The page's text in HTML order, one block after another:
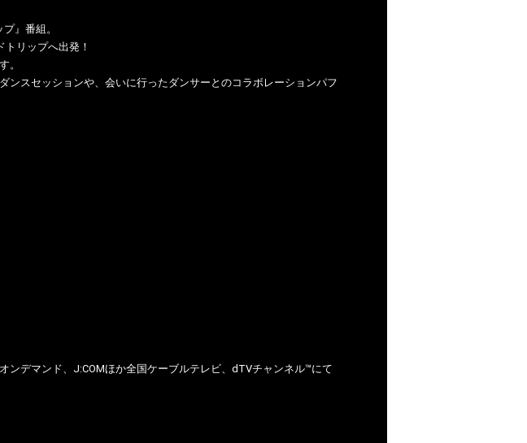
』番組。
リップへ出発！
。
スセッションや、会いに行ったダンサーとのコラボレーションパフ
ンデマンド、J:COMほか全国ケーブルテレビ、dTVチャンネル™にて